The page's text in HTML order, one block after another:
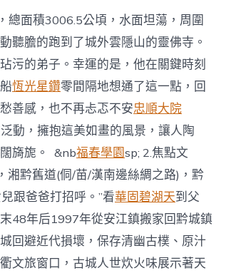
面積3006.5公頃，水面坦蕩，周圍
聽膽的跑到了城外雲隱山的靈佛寺。
污的弟子。幸運的是，他在關鍵時刻
恆光星鑽零間隔地想通了這一點，回
善感，也不再忐忑不安忠順大院
動，擁抱這美如畫的風景，讓人陶
旖旎。 &nb福春學園sp; 2.焦點文
黔舊道(侗/苗/漢南邊絲綢之路)，黔
跟爸爸打招呼。”看華固碧湖天到父
48年后1997年從安江鎮搬家回黔城鎮
回避近代損壞，保存清幽古樸、原汁
文旅窗口，古城人世炊火味展示著天